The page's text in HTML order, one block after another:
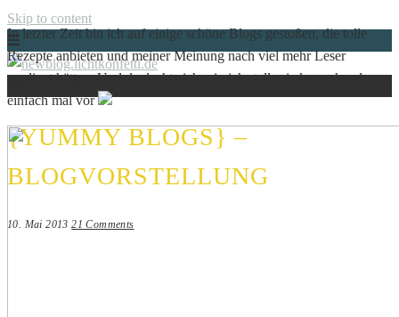
Skip to content
NEWBLOG.LICHTKONFETTI.DE
Just another WordPress site
{YUMMY BLOGS} –
BLOGVORSTELLUNG
10. Mai 2013 21 Comments
In letzter Zeit bin ich auf einige schöne Blogs gestoßen, die tolle
Rezepte anbieten und meiner Meinung nach viel mehr Leser
verdient hätten. Und da dachte ich mir, ich stelle sie kurzerhand
einfach mal vor